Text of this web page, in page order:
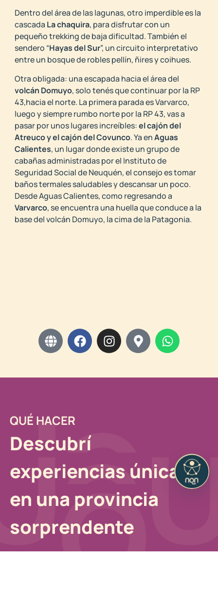
Dentro del área de las lagunas, otro imperdible es la
cascada La chaquira, para disfrutar con un
pequeño trekking de baja dificultad. También el
sendero “Hayas del Sur”, un circuito interpretativo
entre un bosque de robles pellín, ñires y coihues.
Otra obligada: una escapada hacia el área del
volcán Domuyo, solo tenés que continuar por la RP
43,hacia el norte. La primera parada es Varvarco,
luego y siempre rumbo norte por la RP 43, vas a
pasar por unos lugares increíbles:el cajón del
Atreuco y el cajón del Covunco. Ya enAguas
Calientes, un lugar donde existe un grupo de
cabañas administradas por el Instituto de
Seguridad Social de Neuquén, el consejo es tomar
baños termales saludables y descansar un poco.
Desde Aguas Calientes, como regresando a
Varvarco, se encuentra una huella que conduce a la
base del volcán Domuyo, la cima de la Patagonia.
QUÉ HACER
Descubrí
experiencias únicas
en una provincia
sorprendente